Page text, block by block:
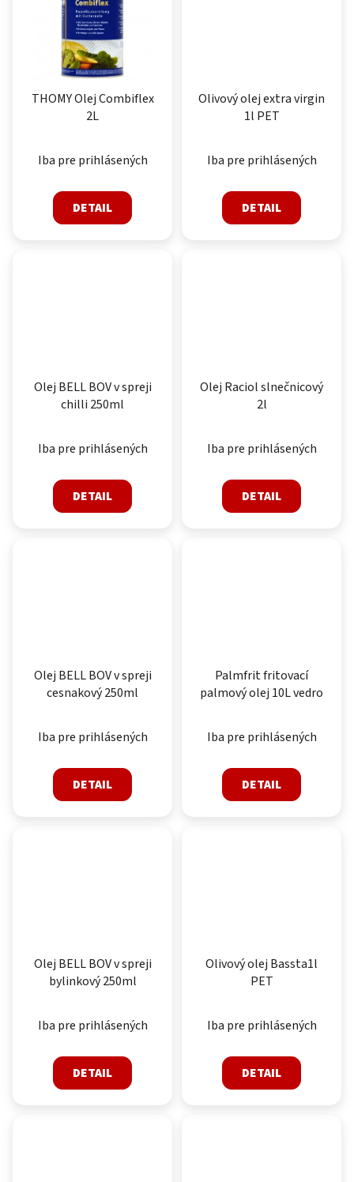
THOMY Olej Combiflex
2L
Iba pre prihlásených
DETAIL
Olivový olej extra virgin
1l PET
Iba pre prihlásených
DETAIL
Olej BELL BOV v spreji
chilli 250ml
Iba pre prihlásených
DETAIL
Olej Raciol slnečnicový
2l
Iba pre prihlásených
DETAIL
Olej BELL BOV v spreji
cesnakový 250ml
Iba pre prihlásených
DETAIL
Palmfrit fritovací
palmový olej 10L vedro
Iba pre prihlásených
DETAIL
Olej BELL BOV v spreji
bylinkový 250ml
Iba pre prihlásených
DETAIL
Olivový olej Bassta1l
PET
Iba pre prihlásených
DETAIL